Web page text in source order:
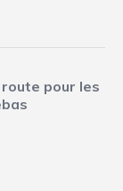
pour les